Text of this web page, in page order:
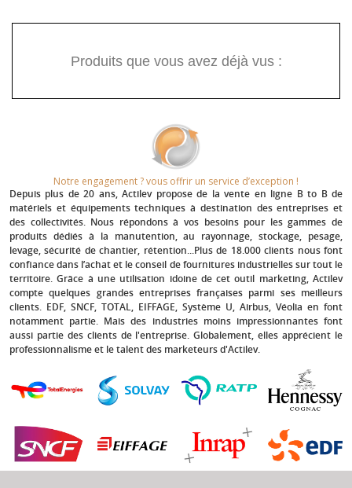
Produits que vous avez déjà vus :
Notre engagement ? vous offrir un service d’exception !​
Depuis plus de 20 ans, Actilev propose de la vente en ligne B to B de
matériels et équipements techniques à destination des entreprises et
des collectivités. Nous répondons à vos besoins pour les gammes de
produits dédiés à la manutention, au rayonnage, stockage, pesage,
levage, sécurité de chantier, rétention...Plus de 18.000 clients nous font
confiance dans l’achat et le conseil de fournitures industrielles sur tout le
territoire. Grâce à une utilisation idoine de cet outil marketing, Actilev
compte quelques grandes entreprises françaises parmi ses meilleurs
clients. EDF, SNCF, TOTAL, EIFFAGE, Système U, Airbus, Véolia en font
notamment partie. Mais des industries moins impressionnantes font
aussi partie des clients de l'entreprise. Globalement, elles apprécient le
professionnalisme et le talent des marketeurs d'Actilev.